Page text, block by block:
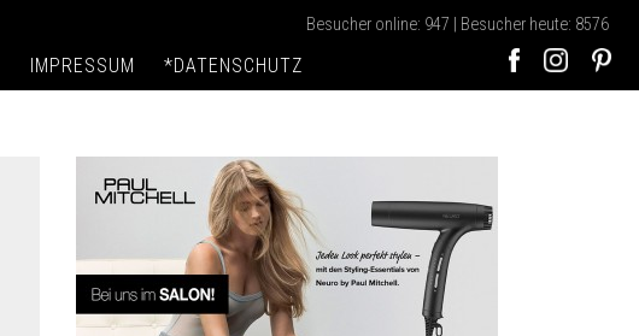
Besucher online: 947 | Besucher heute: 8576
IMPRESSUM *DATENSCHUTZ